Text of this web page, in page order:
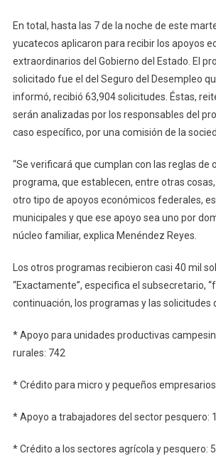
En total, hasta las 7 de la noche de este
yucatecos aplicaron para recibir los apoyos
extraordinarios del Gobierno del Estado. El
solicitado fue el del Seguro del Desempleo
informó, recibió 63,904 solicitudes. Éstas,
serán analizadas por los responsables del
caso específico, por una comisión de la
“Se verificará que cumplan con las reglas de
programa, que establecen, entre otras
otro tipo de apoyos económicos federales,
municipales y que ese apoyo sea uno por
núcleo familiar, explica Menéndez Reyes.
Los otros programas recibieron casi 40 mil
“Exactamente”, especifica el subsecretario,
continuación, los programas y las solicitudes
* Apoyo para unidades productivas
rurales: 742
* Crédito para micro y pequeños
* Apoyo a trabajadores del sector pesquero:
* Crédito a los sectores agrícola y pesquero: